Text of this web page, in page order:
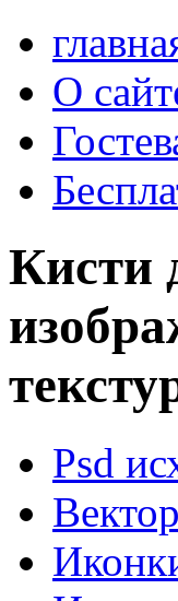
О
Кисти
Psd